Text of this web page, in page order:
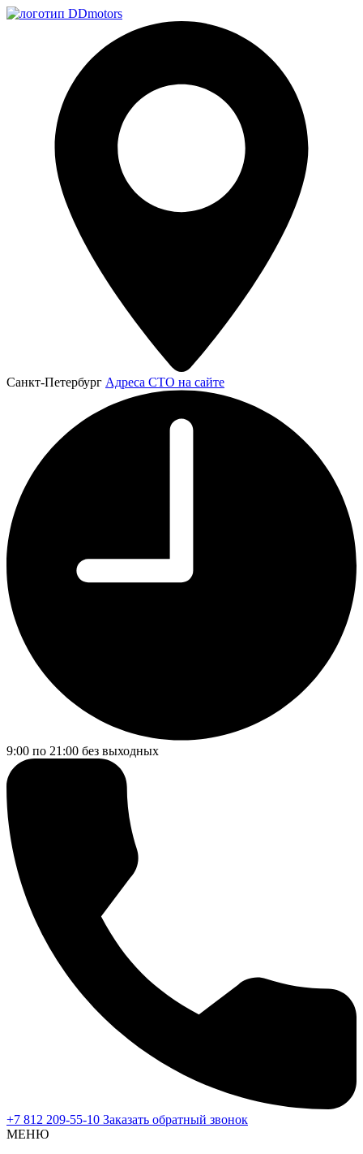
Санкт-Петербург Адреса СТО на сайте
9:00 по 21:00 без выходных
+7 812 209-55-10 Заказать обратный звонок
МЕНЮ